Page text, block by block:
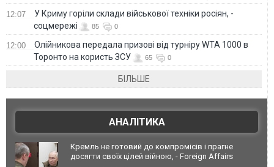
12:07
У Криму горіли склади військової техніки росіян, -
соцмережі
85 0
12:00
Олійникова передала призові від турніру WTA 1000 в
Торонто на користь ЗСУ
65 0
БІЛЬШЕ
АНАЛІТИКА
Кремль не готовий до компромісів і прагне
досягти своїх цілей війною, - Foreign Affairs